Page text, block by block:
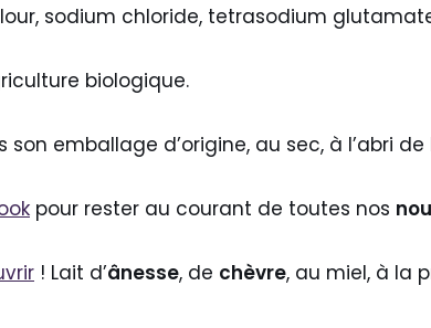
sodium chloride, tetrasodium
biologique.
son emballage d’origine, au sec, à l’abri
pour rester au courant de toutes nos
! Lait d’ânesse, de chèvre, au miel, à la